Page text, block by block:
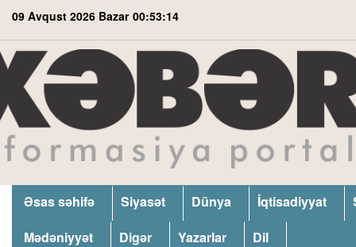
09 Avqust 2026 Bazar 00:53:15
Əsas səhifə Siyasət Dünya İqtisadiyyat
Mədəniyyət
Digər Yazarlar Dil